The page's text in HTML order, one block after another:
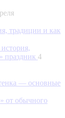
праздник 4
от обычного